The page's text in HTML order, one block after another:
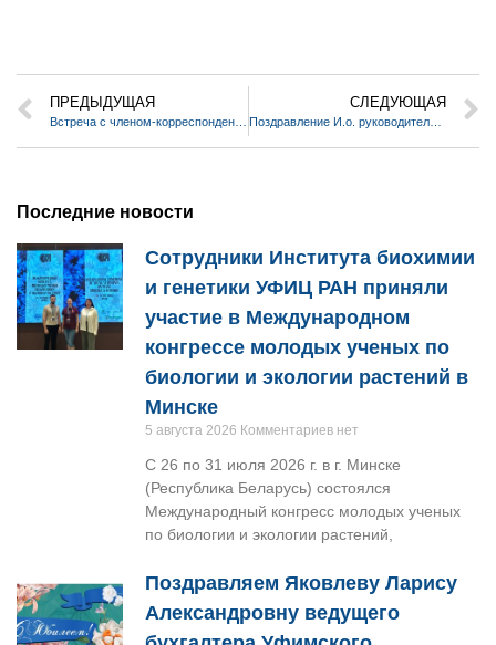
ПРЕДЫДУЩАЯ СЛЕДУЮЩАЯ
Поздравление И.о. руководителя УФИЦ РАН В.Б. Мартыненко с Днем Республики Башкортостан!
Последние новости
Сотрудники Института биохимии
и генетики УФИЦ РАН приняли
участие в Международном
конгрессе молодых ученых по
биологии и экологии растений в
Минске
5 августа 2026 Комментариев нет
С 26 по 31 июля 2026 г. в г. Минске
(Республика Беларусь) состоялся
Международный конгресс молодых ученых
по биологии и экологии растений,
Поздравляем Яковлеву Ларису
Александровну ведущего